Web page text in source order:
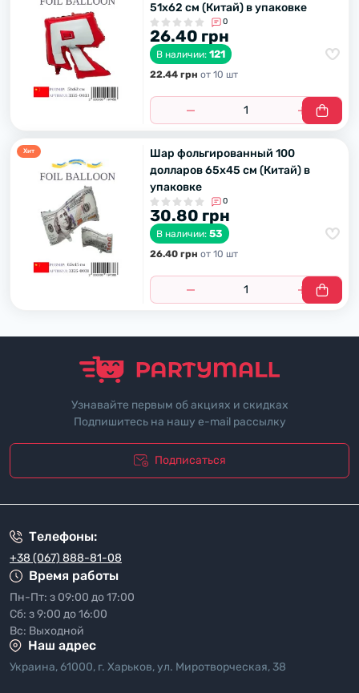
51х62 см (Китай) в упаковке
0
26.40 грн
В наличии: 121
22.44 грн от 10 шт
Хит
Шар фольгированный 100
долларов 65х45 см (Китай) в
упаковке
0
30.80 грн
В наличии: 53
26.40 грн от 10 шт
Узнавайте первым об акциях и скидках
Подпишитесь на нашу e-mail рассылку
Подписаться
Телефоны:
+38 (067) 888-81-08
Время работы
Пн-Пт: з 09:00 до 17:00
Сб: з 9:00 до 16:00
Вс: Выходной
Наш адрес
Украина, 61000, г. Харьков, ул. Миротворческая, 38